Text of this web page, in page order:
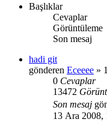
Başlıklar
Cevaplar
Görüntüleme
Son mesaj
hadi git
gönderen Eceeee »
0 Cevaplar
13472
Son mesaj
13 Ara 2008,